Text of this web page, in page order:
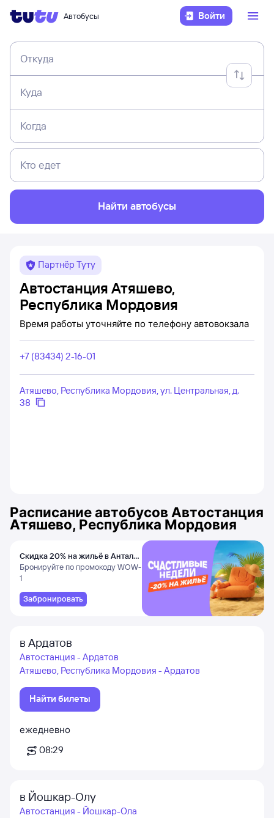
Автобусы Войти
Откуда
Куда
Когда
Кто едет
Найти автобусы
Партнёр Туту
Автостанция Атяшево,
Республика Мордовия
Время работы уточняйте по телефону автовокзала
+7 (83434) 2-16-01
Атяшево, Республика Мордовия, ул. Центральная, д.
38
Расписание автобусов Автостанция
Атяшево, Республика Мордовия
Скидка 20% на жильё в Анталье
и Даламане
Бронируйте по промокоду WOW-
1
Забронировать
в Ардатов
Автостанция - Ардатов
Атяшево, Республика Мордовия - Ардатов
Найти билеты
ежедневно
08:29
в Йошкар-Олу
Автостанция - Йошкар-Ола